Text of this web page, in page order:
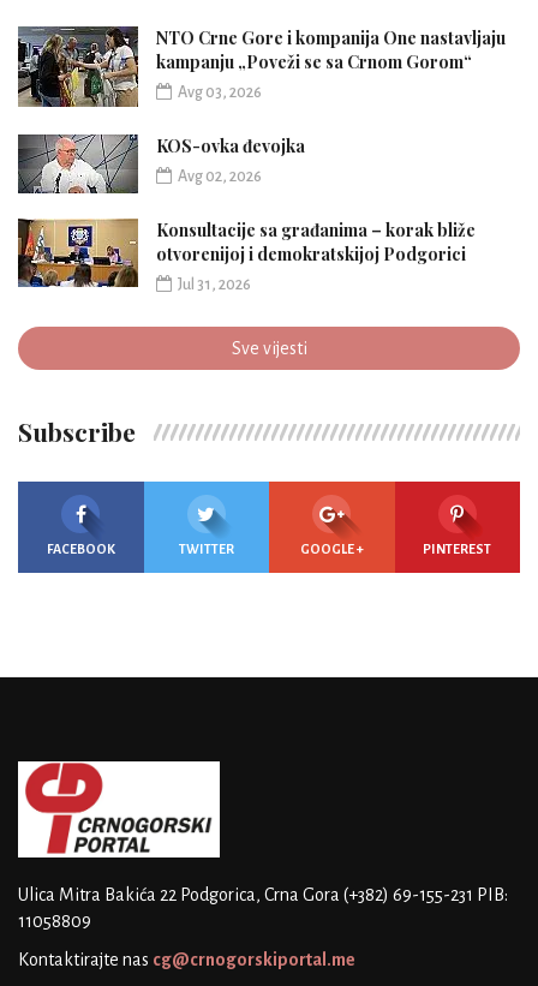
NTO Crne Gore i kompanija One nastavljaju
kampanju „Poveži se sa Crnom Gorom“
Avg 03, 2026
KOS-ovka đevojka
Avg 02, 2026
Konsultacije sa građanima – korak bliže
otvorenijoj i demokratskijoj Podgorici
Jul 31, 2026
Sve vijesti
Subscribe
FACEBOOK TWITTER GOOGLE + PINTEREST
Ulica Mitra Bakića 22 Podgorica, Crna Gora (+382) 69-155-231 PIB:
11058809
Kontaktirajte nas cg@crnogorskiportal.me